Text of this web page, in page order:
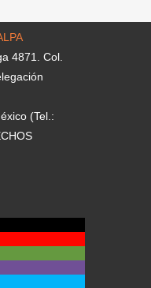
4871. Col.
(Tel.: